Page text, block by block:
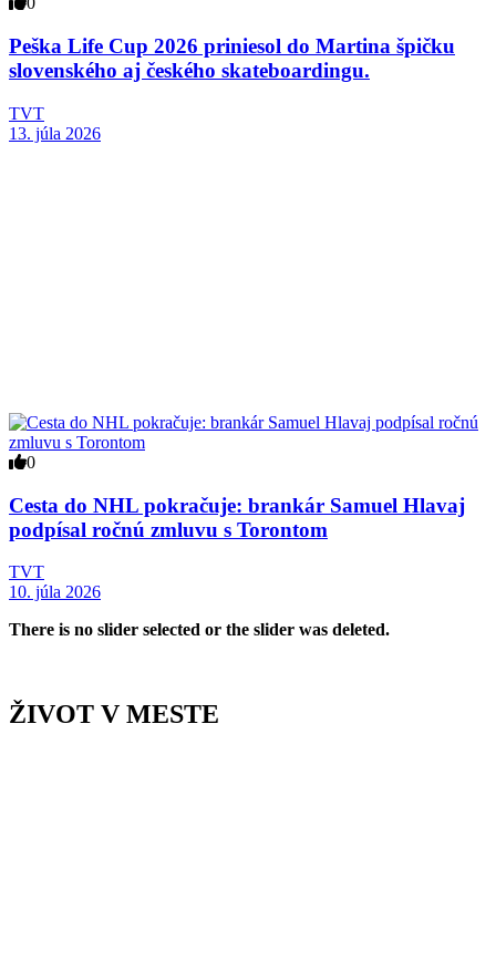
Peška Life Cup 2026 priniesol do Martina špičku
slovenského aj českého skateboardingu.
TVT
13. júla 2026
0
Cesta do NHL pokračuje: brankár Samuel Hlavaj
podpísal ročnú zmluvu s Torontom
TVT
10. júla 2026
There is no slider selected or the slider was deleted.
ŽIVOT V MESTE